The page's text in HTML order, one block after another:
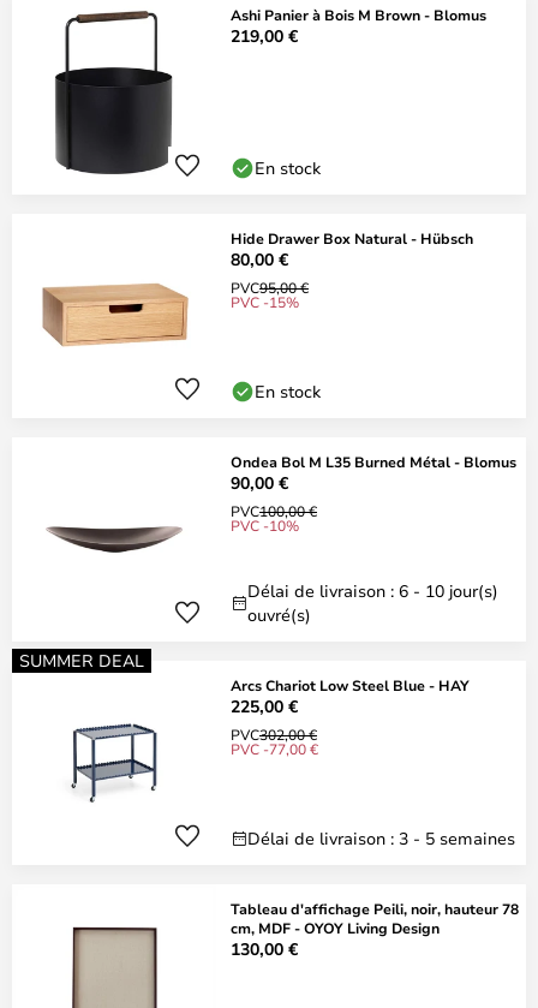
Ashi Panier à Bois M Brown - Blomus
219,00 €
En stock
Hide Drawer Box Natural - Hübsch
80,00 €
PVC95,00 €
PVC -15%
En stock
Ondea Bol M L35 Burned Métal - Blomus
90,00 €
PVC100,00 €
PVC -10%
Délai de livraison : 6 - 10 jour(s)
ouvré(s)
SUMMER DEAL
Arcs Chariot Low Steel Blue - HAY
225,00 €
PVC302,00 €
PVC -77,00 €
Délai de livraison : 3 - 5 semaines
Tableau d'affichage Peili, noir, hauteur 78
cm, MDF - OYOY Living Design
130,00 €